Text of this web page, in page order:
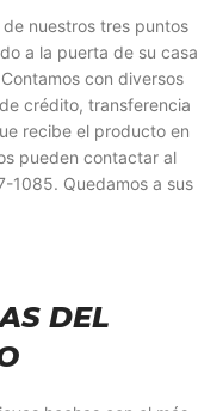
nuestros tres puntos
a la puerta de su casa
con diversos
crédito, transferencia
recibe el producto en
pueden contactar al
1085. Quedamos a sus
DEL